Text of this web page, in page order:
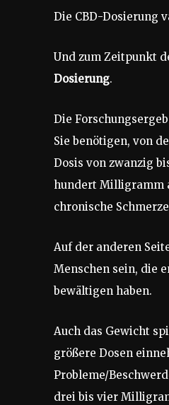
Die CBD-Dosierung
Und zum Zeitpunkt
Dosierung.
Die
Sie benötigen, von
Dosis von zwanzig
hundert Milligramm
chronische
Auf der anderen
Menschen sein, die
bewältigen haben.
Auch das Gewicht
größere Dosen
Probleme/
drei bis vier